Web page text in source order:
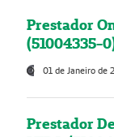
Prestador
(51004335-
01 de Janeiro de
Prestador